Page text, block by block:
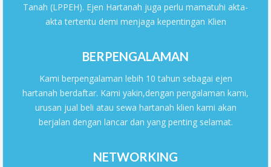
Tanah (LPPEH). Ejen Hartanah juga perlu mamatuhi akta-
akta tertentu demi menjaga kepentingan Klien
BERPENGALAMAN
Kami berpengalaman lebih 10 tahun sebagai ejen
hartanah berdaftar. Kami yakin,dengan pengalaman kami,
urusan jual beli atau sewa hartanah klien kami akan
berjalan dengan lancar dan yang penting selamat.
NETWORKING